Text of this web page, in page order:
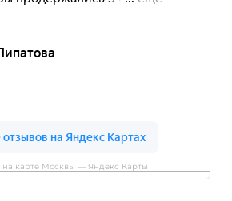
на карте Москвы — Яндекс Карты